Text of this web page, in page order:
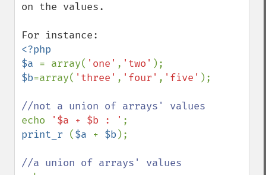
on the values.
<?php
$a = array( 'one' , 'two'
$b=array( 'three' , 'four' , 'five' );
echo
'$a + $b : '
print_r ($a + $b);